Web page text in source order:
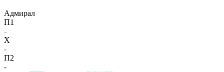
Адмирал
П1
-
X
-
П2
-